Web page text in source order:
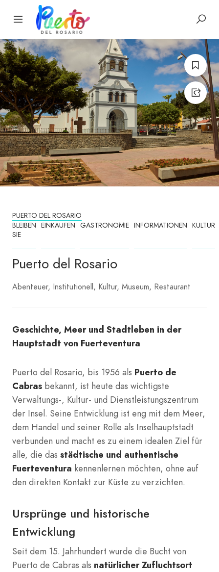
PUERTO DEL ROSARIO
BLEIBEN
SIE
EINKAUFEN GASTRONOMIE INFORMATIONEN KULTUR
Puerto del Rosario
Abenteuer Institutionell Kultur Museum Restaurant
Geschichte, Meer und Stadtleben in der
Hauptstadt von Fuerteventura
Puerto del Rosario, bis 1956 als Puerto de
Cabras bekannt, ist heute das wichtigste
Verwaltungs-, Kultur- und Dienstleistungszentrum
der Insel. Seine Entwicklung ist eng mit dem Meer,
dem Handel und seiner Rolle als Inselhauptstadt
verbunden und macht es zu einem idealen Ziel für
alle, die das städtische und authentische
Fuerteventura kennenlernen möchten, ohne auf
den direkten Kontakt zur Küste zu verzichten.
Ursprünge und historische
Entwicklung
Seit dem 15. Jahrhundert wurde die Bucht von
Puerto de Cabras als natürlicher Zufluchtsort